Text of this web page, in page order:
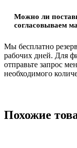
Можно ли
согласовываем
Мы бесплатно
рабочих дней. Для
отправьте запрос
необходимого
Похожие